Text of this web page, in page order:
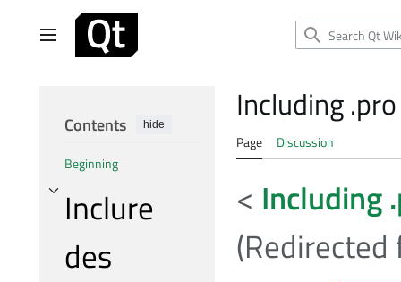
Main menu
Contents hide
Beginning
Inclure
des
Toggle Inclure des fichiers .pro dans d'autres subsection
Including
Page Discussion
< Including